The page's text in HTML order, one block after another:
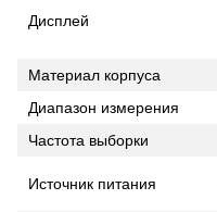
Дисплей
Материал корпуса
Диапазон измерения
Частота выборки
Источник питания